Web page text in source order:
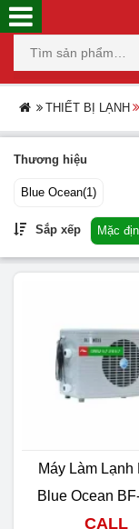
THIẾT BỊ LẠNH
Thương hiệu
Blue Ocean(1)
Sắp xếp Mặc
Máy Làm
Blue Ocean
CALL